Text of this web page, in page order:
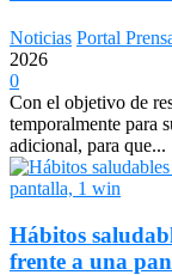
Noticias Portal
2026
0
Con el objetivo de
temporalmente para
adicional, para que...
Hábitos
frente a una